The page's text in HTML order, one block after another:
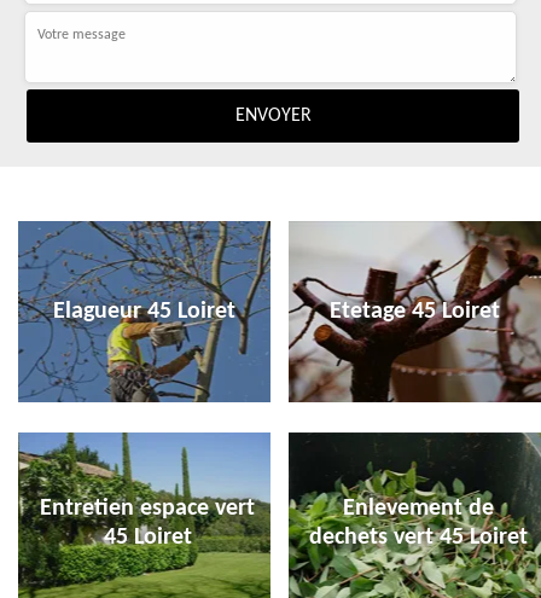
Elagueur 45 Loiret Etetage 45 Loiret
Entretien espace vert
45 Loiret
Enlevement de
dechets vert 45 Loiret